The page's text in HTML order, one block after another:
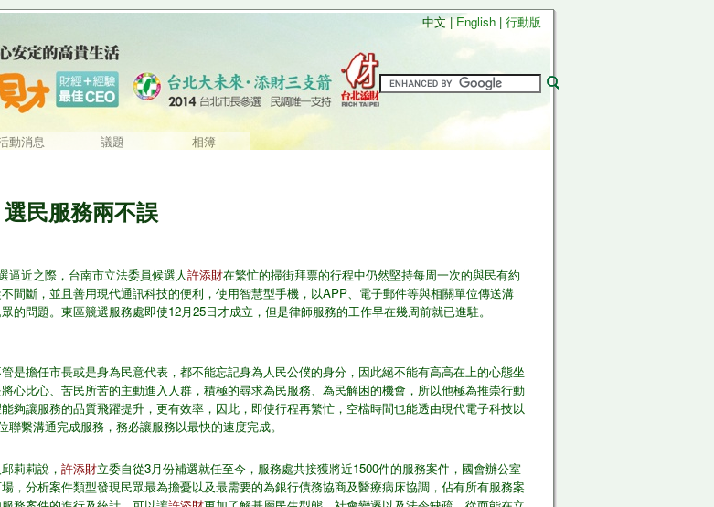
中文 |English| 行動版
動消息 議題 相簿
民服務兩不誤
近之際，台南市立法委員候選人許添財在​繁忙的掃街拜票的行程中仍然堅持每周一次的與民有約
間斷，並且善用現代通訊科技的便利，使用智慧型手機，以​APP、電子郵件等與相關單位傳送溝
的問題​。東區競選服務處即使12月25日才成立，但是律師服務的工作早​在幾周前就已進駐。
是擔任市長或是身為民意代表，都不能忘記身​為人民公僕的身分，因此絕不能有高高在上的心態坐
心比心、苦民所苦的主動進入人群，積極的尋求為民服務、為​民解困的機會，所以他極為推崇行動
夠讓服務​的品質飛躍提升，更有效率，因此，即使行程再繁忙，空檔時間也能​透由現代電子科技以
聯繫溝通完成服務，務​必讓服務以最快的速度完成。
莉莉說， 許添財立委自從3月份補選就任至今​，服務處共接獲將近1500件的服務案件，國會辦公室
，分析案件類型發現民眾最為擔憂以及最需要的為銀行債​務協商及醫療病床協調，佔有所有服務案